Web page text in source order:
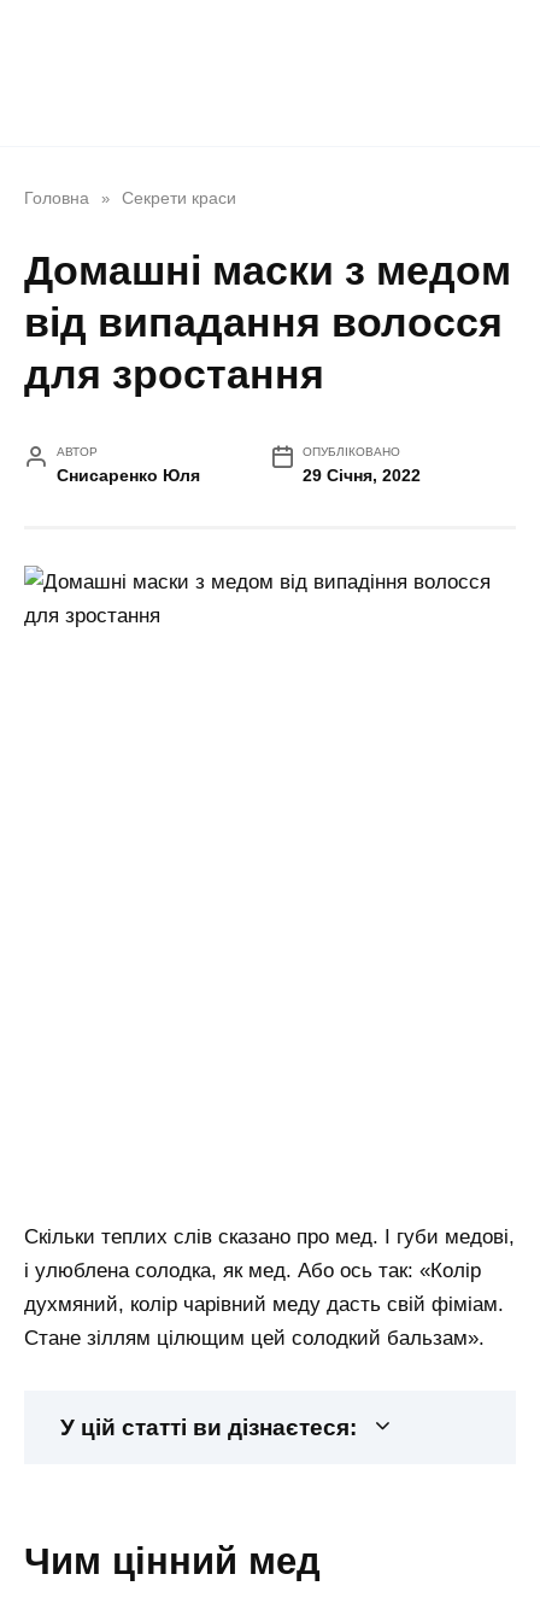
Головна » Секрети краси
Домашні маски з медом
від випадання волосся
для зростання
АВТОР
Снисаренко Юля
ОПУБЛІКОВАНО
29 Січня, 2022
Скільки теплих слів сказано про мед. І губи медові,
і улюблена солодка, як мед. Або ось так: «Колір
духмяний, колір чарівний меду дасть свій фіміам.
Стане зіллям цілющим цей солодкий бальзам».
У цій статті ви дізнаєтеся:
чим цінний мед